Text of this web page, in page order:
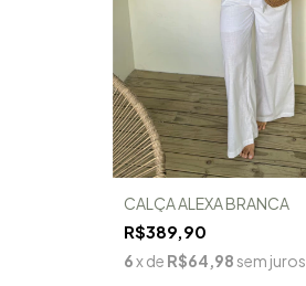
CALÇA ALEXA BRANCA
R$389,90
6x de R$64,98 sem juros